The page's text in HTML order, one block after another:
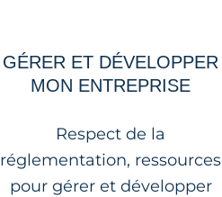
GÉRER ET DÉVELOPPER
MON ENTREPRISE
Respect de la
réglementation, ressources
pour gérer et développer